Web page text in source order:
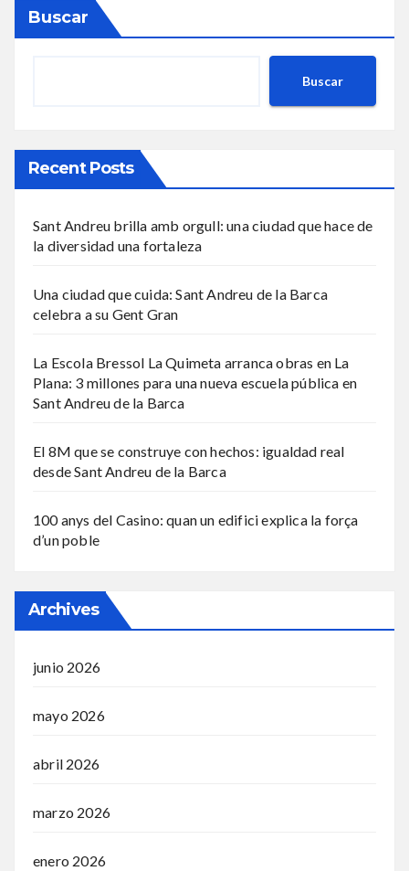
Buscar
Buscar
Recent Posts
Sant Andreu brilla amb orgull: una ciudad que hace de
la diversidad una fortaleza
Una ciudad que cuida: Sant Andreu de la Barca
celebra a su Gent Gran
La Escola Bressol La Quimeta arranca obras en La
Plana: 3 millones para una nueva escuela pública en
Sant Andreu de la Barca
El 8M que se construye con hechos: igualdad real
desde Sant Andreu de la Barca
100 anys del Casino: quan un edifici explica la força
d’un poble
Archives
junio 2026
mayo 2026
abril 2026
marzo 2026
enero 2026